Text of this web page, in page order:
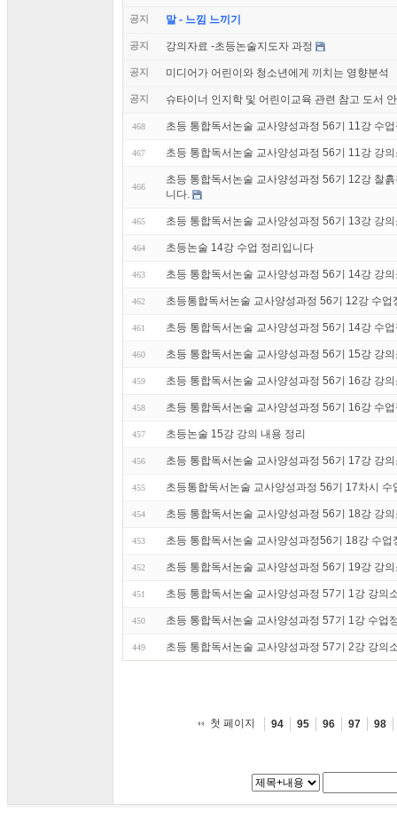
공지 말 - 느낌 느끼기
공지 강의자료 -초등논술지도자 과정
공지 미디어가 어린이와 청소년에게 끼치는 영향분석
공지 슈타이너 인지학 및 어린이교육 관련 참고 도서
468 초등 통합독서논술 교사양성과정 56기 11강 수
467 초등 통합독서논술 교사양성과정 56기 11강 강
466
초등 통합독서논술 교사양성과정 56기 12강 찰
니다.
465 초등 통합독서논술 교사양성과정 56기 13강 강
464 초등논술 14강 수업 정리입니다
463 초등 통합독서논술 교사양성과정 56기 14강 강
462 초등통합독서논술 교사양성과정 56기 12강 수업
461 초등 통합독서논술 교사양성과정 56기 14강 수
460 초등 통합독서논술 교사양성과정 56기 15강 강
459 초등 통합독서논술 교사양성과정 56기 16강 강
458 초등 통합독서논술 교사양성과정 56기 16강 수
457 초등논술 15강 강의 내용 정리
456 초등 통합독서논술 교사양성과정 56기 17강 강
455 초등통합독서논술 교사양성과정 56기 17차시 수
454 초등 통합독서논술 교사양성과정 56기 18강 강
453 초등 통합독서논술 교사양성과정56기 18강 수업
452 초등 통합독서논술 교사양성과정 56기 19강 강
451 초등 통합독서논술 교사양성과정 57기 1강 강의
450 초등 통합독서논술 교사양성과정 57기 1강 수업
449 초등 통합독서논술 교사양성과정 57기 2강 강의
첫 페이지 94 95 96 97 98